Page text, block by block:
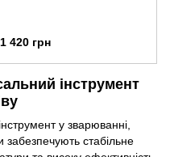
1 420 грн
інструмент
у зварюванні,
забезпечують стабільне